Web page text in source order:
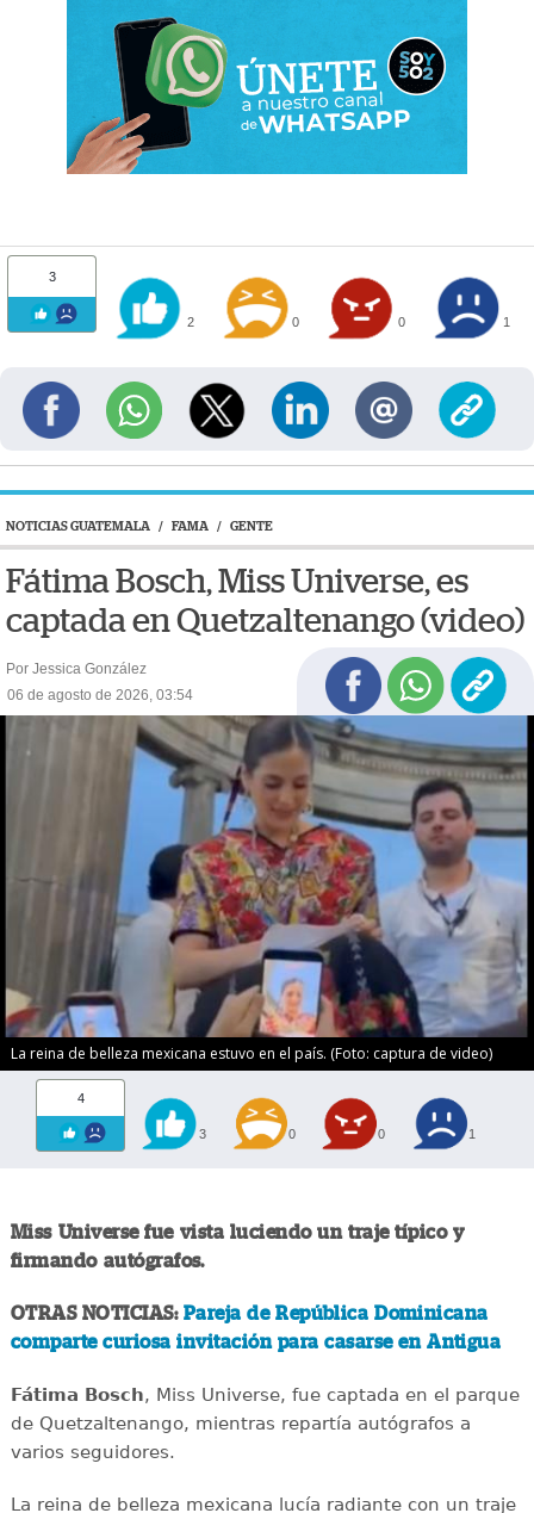
3
2 0 0 1
NOTICIAS GUATEMALA / FAMA / GENTE
Fátima Bosch, Miss Universe, es
captada en Quetzaltenango (video)
Por Jessica González
06 de agosto de 2026, 03:54
La reina de belleza mexicana estuvo en el país. (Foto: captura de video)
4
3 0 0 1
Miss Universe fue vista luciendo un traje típico y
firmando autógrafos.
OTRAS NOTICIAS: Pareja de República Dominicana
comparte curiosa invitación para casarse en Antigua
Fátima Bosch, Miss Universe, fue captada en el parque
de Quetzaltenango, mientras repartía autógrafos a
varios seguidores.
La reina de belleza mexicana lucía radiante con un traje